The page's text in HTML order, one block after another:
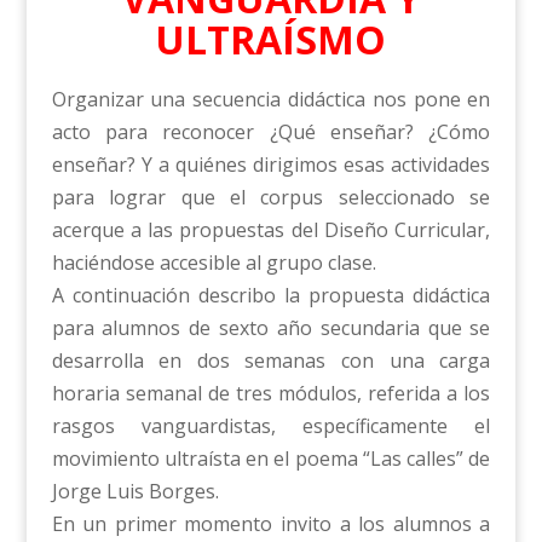
ULTRAÍSMO
Organizar una secuencia didáctica nos pone en
acto para reconocer ¿Qué enseñar? ¿Cómo
enseñar? Y a quiénes dirigimos esas actividades
para lograr que el corpus seleccionado se
acerque a las propuestas del Diseño Curricular,
haciéndose accesible al grupo clase.
A continuación describo la propuesta didáctica
para alumnos de sexto año secundaria que se
desarrolla en dos semanas con una carga
horaria semanal de tres módulos, referida a los
rasgos vanguardistas, específicamente el
movimiento ultraísta en el poema “Las calles” de
Jorge Luis Borges.
En un primer momento invito a los alumnos a